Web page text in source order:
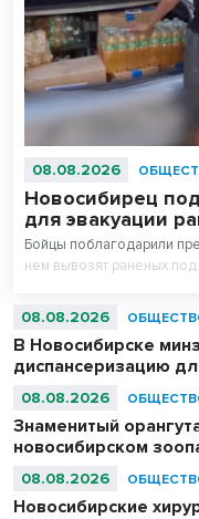
08.08.2026
Новосибирец
для эвакуации
Бойцы поблагодарили
нем вывозят раненых
08.08.2026
В Новосибирске
диспансеризацию
08.08.2026
Знаменитый
новосибирском
08.08.2026
Новосибирские